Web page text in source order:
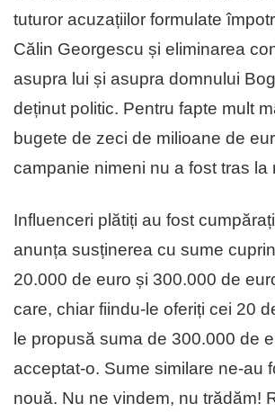
tuturor acuzațiilor formulate
Călin Georgescu și eliminarea
asupra lui și asupra domnului
deținut politic. Pentru fapte mult
bugete de zeci de milioane de
campanie nimeni nu a fost tras la
Influenceri plătiți au fost
anunța susținerea cu sume
20.000 de euro și 300.000 de
care, chiar fiindu-le oferiți cei 20
le propusă suma de 300.000 de
acceptat-o. Sume similare ne-au
nouă. Nu ne vindem, nu trădăm!